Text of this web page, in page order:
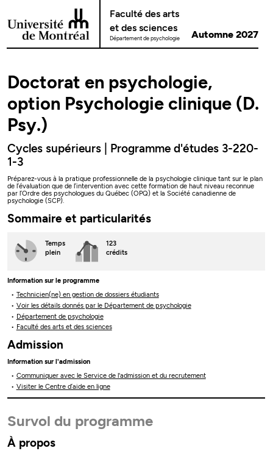
Passer au contenu
Faculté des arts
et des sciences
Département de psychologie Automne 2027
Doctorat en psychologie,
option Psychologie clinique (D.
Psy.)
Cycles supérieurs | Programme d'études 3-220-
1-3
Préparez-vous à la pratique professionnelle de la psychologie clinique tant sur le plan
de l’évaluation que de l’intervention avec cette formation de haut niveau reconnue
par l’Ordre des psychologues du Québec (OPQ) et la Société canadienne de
psychologie (SCP).
Sommaire et particularités
Temps
plein
123
crédits
Information sur le programme
Technicien(ne) en gestion de dossiers étudiants
Voir les détails donnés par le Département de psychologie
Département de psychologie
Faculté des arts et des sciences
Admission
Information sur l'admission
Communiquer avec le Service de l'admission et du recrutement
Visiter le Centre d’aide en ligne
Survol du programme
À propos